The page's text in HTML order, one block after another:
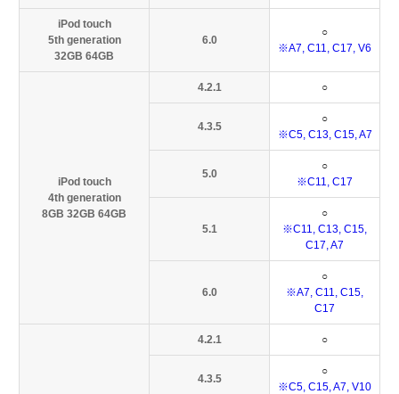
iPod touch
5th generation
32GB 64GB
6.0
○
※A7, C11, C17, V6
iPod touch
4th generation
8GB 32GB 64GB
4.2.1 ○
4.3.5
○
※C5, C13, C15, A7
5.0
○
※C11, C17
5.1
○
※C11, C13, C15,
C17, A7
6.0
○
※A7, C11, C15,
C17
4.2.1 ○
4.3.5
○
※C5, C15, A7, V10